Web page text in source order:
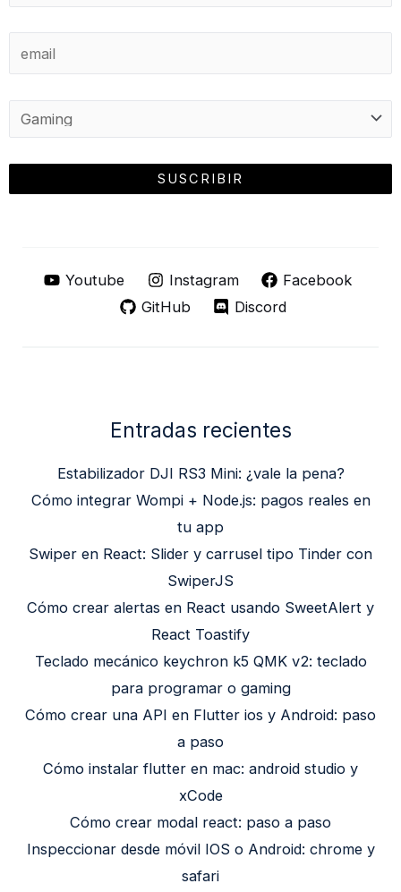
Youtube Instagram
Facebook
GitHub
Discord
Entradas recientes
Estabilizador DJI RS3 Mini: ¿vale la pena?
Cómo integrar Wompi + Node.js: pagos reales en
tu app
Swiper en React: Slider y carrusel tipo Tinder con
SwiperJS
Cómo crear alertas en React usando SweetAlert y
React Toastify
Teclado mecánico keychron k5 QMK v2: teclado
para programar o gaming
Cómo crear una API en Flutter ios y Android: paso
a paso
Cómo instalar flutter en mac: android studio y
xCode
Cómo crear modal react: paso a paso
Inspeccionar desde móvil IOS o Android: chrome y
safari